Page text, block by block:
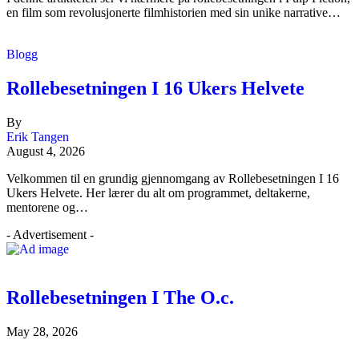
en film som revolusjonerte filmhistorien med sin unike narrative…
Blogg
Rollebesetningen I 16 Ukers Helvete
By
Erik Tangen
August 4, 2026
Velkommen til en grundig gjennomgang av Rollebesetningen I 16
Ukers Helvete. Her lærer du alt om programmet, deltakerne,
mentorene og…
- Advertisement -
Rollebesetningen I The O.c.
May 28, 2026